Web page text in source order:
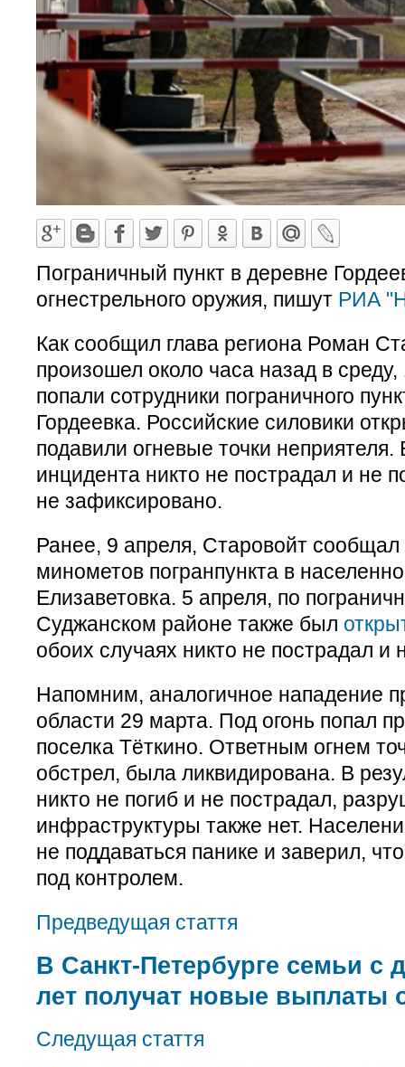
Пограничный пункт в деревне
огнестрельного оружия, пишут РИА
Как сообщил глава региона Роман
произошел около часа назад в
попали сотрудники пограничного
Гордеевка. Российские силовики
подавили огневые точки неприятеля.
инцидента никто не пострадал и не
не зафиксировано.
Ранее, 9 апреля, Старовойт сообщал
минометов погранпункта в
Елизаветовка. 5 апреля, по
Суджанском районе также был
обоих случаях никто не пострадал и
Напомним, аналогичное нападение
области 29 марта. Под огонь попал
поселка Тёткино. Ответным огнем
обстрел, была ликвидирована. В
никто не погиб и не пострадал,
инфраструктуры также нет.
не поддаваться панике и заверил,
под контролем.
Предведущая стаття
В Санкт-Петербурге семьи с
лет получат новые выплаты
Следущая стаття